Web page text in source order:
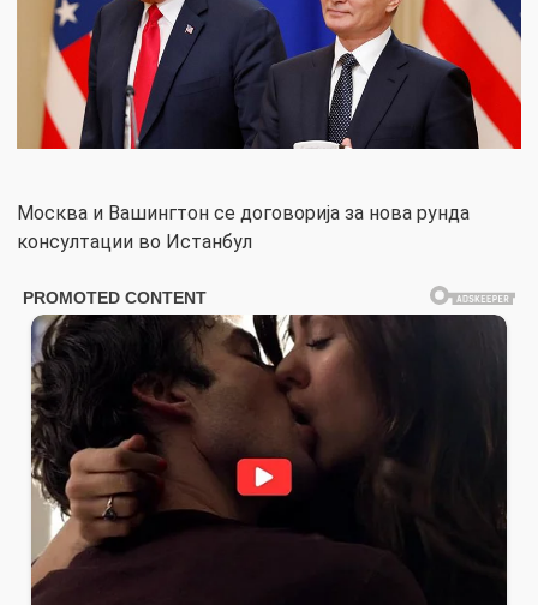
Москва и Вашингтон се договорија за нова рунда
консултации во Истанбул